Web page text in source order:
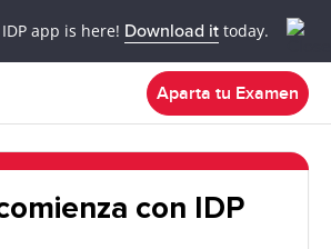
app is here! Download it today.
Aparta tu Examen
con IDP